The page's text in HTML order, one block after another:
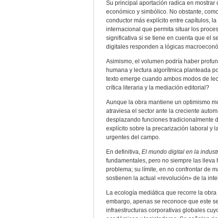
Su principal aportación radica en mostrar
económico y simbólico. No obstante,
conductor más explícito entre capítulos,
internacional que permita situar los
significativa si se tiene en cuenta que el
digitales responden a lógicas
Asimismo, el volumen podría haber
humana y lectura algorítmica planteada
texto emerge cuando ambos modos de
crítica literaria y la mediación editorial?
Aunque la obra mantiene un optimismo
atraviesa el sector ante la creciente
desplazando funciones tradicionalmente
explícito sobre la precarización laboral y
urgentes del campo.
En definitiva, El mundo digital en la
fundamentales, pero no siempre las
problema; su límite, en no confrontar de
sostienen la actual «revolución» de la
La ecología mediática que recorre la
embargo, apenas se reconoce que este
infraestructuras corporativas globales